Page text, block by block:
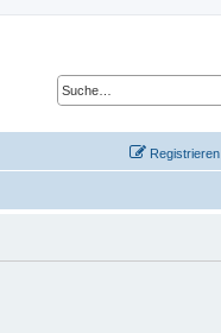
Registrieren